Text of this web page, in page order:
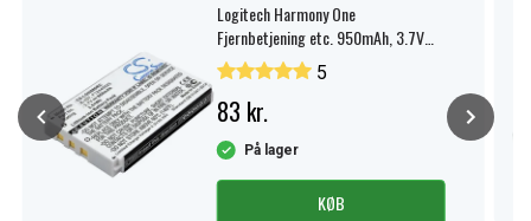
Logitech Harmony One
Fjernbetjening etc. 950mAh, 3.7V
batteri
5
83 kr.
På lager
KØB